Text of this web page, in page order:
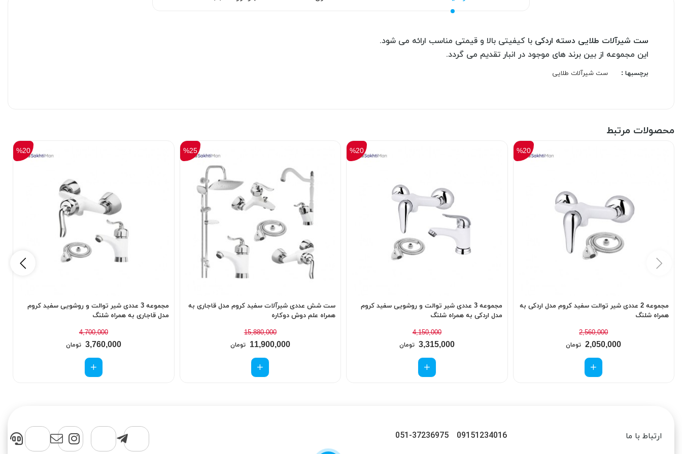
ست شیرآلات طلایی دسته اردکی با کیفیتی بالا و قیمتی مناسب ارائه می شود.
این مجموعه از بین برند های موجود در انبار تقدیم می گردد.
برچسبها : ست شیرآلات طلایی
محصولات مرتبط
مجموعه 2 عددی شیر توالت سفید کروم مدل اردکی به
همراه شلنگ
2,560,000
%20
2,050,000 تومان
مجموعه 3 عددی شیر توالت و روشویی سفید کروم
مدل اردکی به همراه شلنگ
4,150,000
%20
3,315,000 تومان
ست شش عددی شیرآلات سفید کروم مدل قاجاری به
همراه علم دوش دوکاره
15,880,000
%25
11,900,000 تومان
مجموعه 3 عددی شیر توالت و روشویی سفید کروم
مدل قاجاری به همراه شلنگ
4,700,000
%20
3,760,000 تومان
ارتباط با ما 09151234016
051-37236975